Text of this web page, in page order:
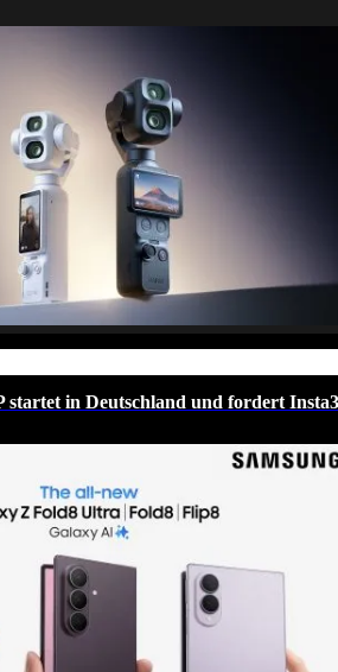
startet in Deutschland und fordert